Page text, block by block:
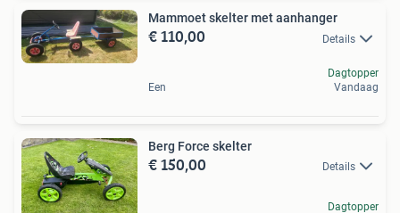
Mammoet skelter met aanhanger
€ 110,00 Details
Een
Dagtopper
Vandaag
Berg Force skelter
€ 150,00 Details
Dagtopper